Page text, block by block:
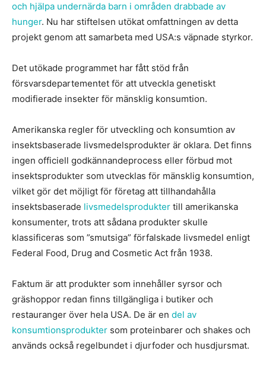
och hjälpa undernärda barn i områden drabbade av
hunger. Nu har stiftelsen utökat omfattningen av detta
projekt genom att samarbeta med USA:s väpnade styrkor.
Det utökade programmet har fått stöd från
försvarsdepartementet för att utveckla genetiskt
modifierade insekter för mänsklig konsumtion.
Amerikanska regler för utveckling och konsumtion av
insektsbaserade livsmedelsprodukter är oklara. Det finns
ingen officiell godkännandeprocess eller förbud mot
insektsprodukter som utvecklas för mänsklig konsumtion,
vilket gör det möjligt för företag att tillhandahålla
insektsbaserade livsmedelsprodukter till amerikanska
konsumenter, trots att sådana produkter skulle
klassificeras som ”smutsiga” förfalskade livsmedel enligt
Federal Food, Drug and Cosmetic Act från 1938.
Faktum är att produkter som innehåller syrsor och
gräshoppor redan finns tillgängliga i butiker och
restauranger över hela USA. De är en del av
konsumtionsprodukter som proteinbarer och shakes och
används också regelbundet i djurfoder och husdjursmat.